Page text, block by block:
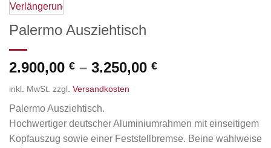
Palermo Ausziehtisch
2.900,00 € – 3.250,00 €
inkl. MwSt. zzgl. Versandkosten
Palermo Ausziehtisch.
Hochwertiger deutscher Aluminiumrahmen mit einseitigem
Kopfauszug sowie einer Feststellbremse. Beine wahlweise